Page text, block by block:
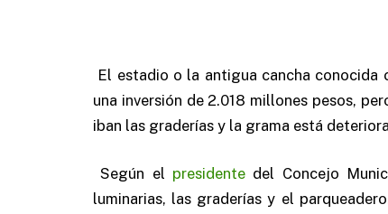
El estadio o la antigua cancha conocida
una inversión de 2.018 millones pesos,
iban las graderías y la grama está
Según el presidentedel Concejo
luminarias, las graderías y el